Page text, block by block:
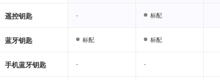
遥控钥匙 - 标配
蓝牙钥匙 标配 标配
手机蓝牙钥匙 - -
- 标配
标配 标配
- -